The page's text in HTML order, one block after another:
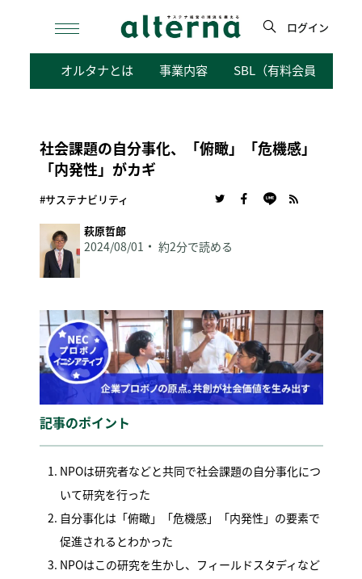
検
ログイン
オルタナとは 事業内容 SBL（有料会員向けサ
社会課題の自分事化、「俯瞰」「危機感」
「内発性」がカギ
#サステナビリティ
萩原哲郎
2024/08/01 約2分で読める
記事のポイント
NPOは研究者などと共同で社会課題の自分事化につ
いて研究を行った
自分事化は「俯瞰」「危機感」「内発性」の要素で
促進されるとわかった
NPOはこの研究を生かし、フィールドスタディなど